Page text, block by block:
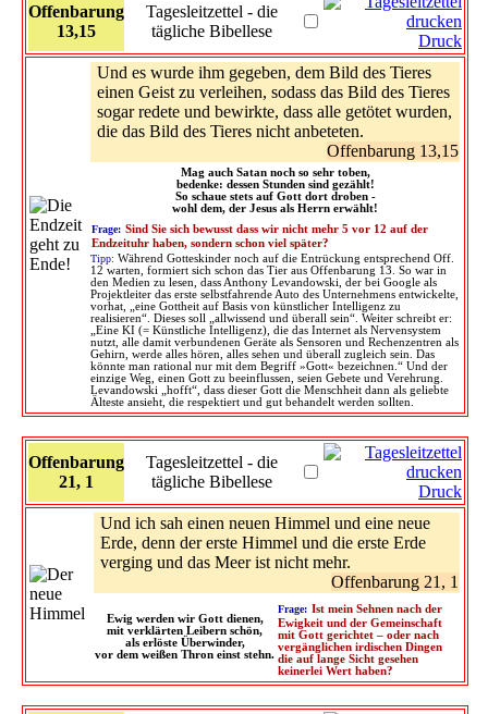
Offenbarung
13,15
Tagesleitzettel - die
tägliche Bibellese
Druck
Und es wurde ihm gegeben, dem Bild des Tieres
einen Geist zu verleihen, sodass das Bild des Tieres
sogar redete und bewirkte, dass alle getötet wurden,
die das Bild des Tieres nicht anbeteten.
Offenbarung 13,15
Mag auch Satan noch so sehr toben,
bedenke: dessen Stunden sind gezählt!
So schaue stets auf Gott dort droben -
wohl dem, der Jesus als Herrn erwählt!
Frage: Sind Sie sich bewusst dass wir nicht mehr 5 vor 12 auf der
Endzeituhr haben, sondern schon viel später?
Tipp: Während Gotteskinder noch auf die Entrückung entsprechend Off.
12 warten, formiert sich schon das Tier aus Offenbarung 13. So war in
den Medien zu lesen, dass Anthony Levandowski, der bei Google als
Projektleiter das erste selbstfahrende Auto des Unternehmens entwickelte,
vorhat, „eine Gottheit auf Basis von künstlicher Intelligenz zu
realisieren“. Dieses soll „allwissend und überall sein“. Weiter schreibt er:
„Eine KI (= Künstliche Intelligenz), die das Internet als Nervensystem
nutzt, alle damit verbundenen Geräte als Sensoren und Rechenzentren als
Gehirn, werde alles hören, alles sehen und überall zugleich sein. Das
könnte man rational nur mit dem Begriff »Gott« bezeichnen.“ Und der
einzige Weg, einen Gott zu beeinflussen, seien Gebete und Verehrung.
Levandowski „hofft“, dass dieser Gott die Menschheit dann als geliebte
Älteste ansieht, die respektiert und gut behandelt werden sollten.
Offenbarung
21, 1
Tagesleitzettel - die
tägliche Bibellese
Druck
Und ich sah einen neuen Himmel und eine neue
Erde, denn der erste Himmel und die erste Erde
verging und das Meer ist nicht mehr.
Offenbarung 21, 1
Ewig werden wir Gott dienen,
mit verklärten Leibern schön,
als erlöste Überwinder,
vor dem weißen Thron einst stehn.
Frage: Ist mein Sehnen nach der
Ewigkeit und der Gemeinschaft
mit Gott gerichtet – oder nach
vergänglichen irdischen Dingen
die auf lange Sicht gesehen
keinerlei Wert haben?